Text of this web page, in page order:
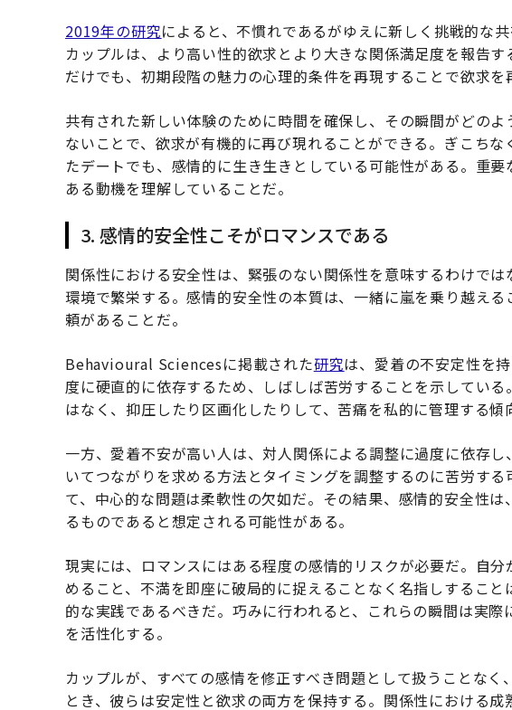
2019年の研究によると、不慣れであるがゆえに新しく挑戦的な
カップルは、より高い性的欲求とより大きな関係満足度を報告
だけでも、初期段階の魅力の心理的条件を再現することで欲求を
共有された新しい体験のために時間を確保し、その瞬間がどの
ないことで、欲求が有機的に再び現れることができる。ぎこち
たデートでも、感情的に生き生きとしている可能性がある。重
ある動機を理解していることだ。
3. 感情的安全性こそがロマンスである
関係性における安全性は、緊張のない関係性を意味するわけで
環境で繁栄する。感情的安全性の本質は、一緒に嵐を乗り越え
頼があることだ。
Behavioural Sciencesに掲載された研究は、愛着の不安定性を
度に硬直的に依存するため、しばしば苦労することを示してい
はなく、抑圧したり区画化したりして、苦痛を私的に管理する傾
一方、愛着不安が高い人は、対人関係による調整に過度に依存
いてつながりを求める方法とタイミングを調整するのに苦労す
て、中心的な問題は柔軟性の欠如だ。その結果、感情的安全性
るものであると想定される可能性がある。
現実には、ロマンスにはある程度の感情的リスクが必要だ。自
めること、不満を即座に破局的に捉えることなく名指しするこ
的な実践であるべきだ。巧みに行われると、これらの瞬間は実
を活性化する。
カップルが、すべての感情を修正すべき問題として扱うことな
とき、彼らは安定性と欲求の両方を保持する。関係性における